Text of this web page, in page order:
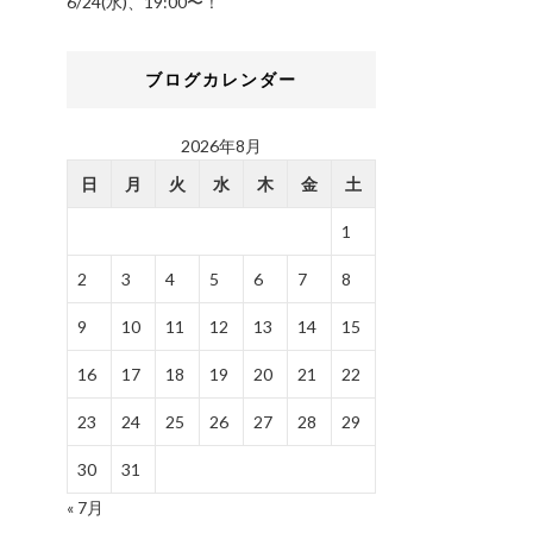
ブログカレンダー
2026年8月
日
月 火 水 木 金 土
1
2 3 4 5 6 7 8
9 10 11 12 13 14 15
16 17 18 19 20 21 22
23 24 25 26 27 28 29
30
31
« 7月